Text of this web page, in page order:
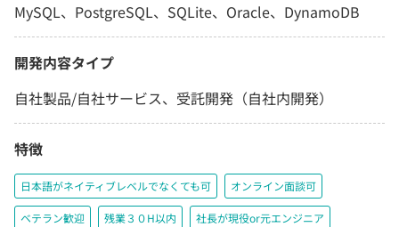
MySQL、PostgreSQL、SQLite、Oracle、DynamoDB
開発内容タイプ
自社製品/自社サービス、受託開発（自社内開発）
特徴
日本語がネイティブレベルでなくても可 オンライン面談可
ベテラン歓迎 残業３０H以内 社長が現役or元エンジニア